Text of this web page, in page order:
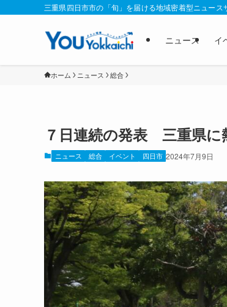
三重県四日市市の「旬」を届ける地域密着型ニュース
ニュース イ
ホーム ニュース 総合
７日連続の発表 三重県
ニュース 総合 イベント 四日市 2024年7月9日